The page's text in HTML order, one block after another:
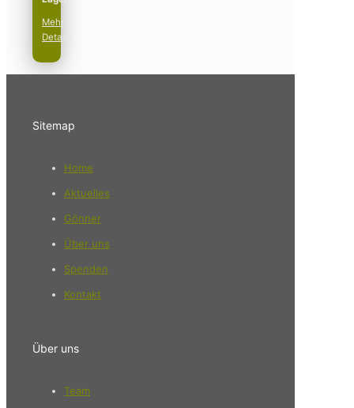
Mehr
Details
Sitemap
Home
Aktuelles
Gönner
Über uns
Spenden
Kontakt
Über uns
Team